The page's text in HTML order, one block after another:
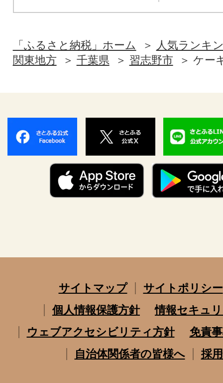
「ふるさと納税」ホーム
人気ランキ
関東地方
千葉県 習志野市 ケー
サイトマップ
サイトポリシー
個人情報保護方針
情報セキュ
ウェブアクセシビリティ方針
免責
自治体関係者の皆様へ
採